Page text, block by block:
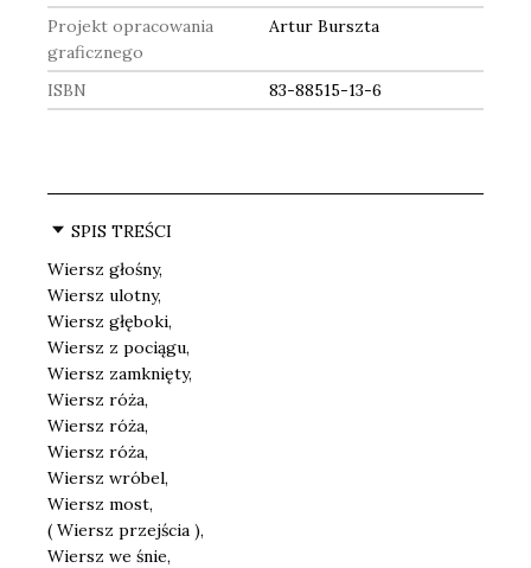
Projekt opracowania
graficznego
Artur Burszta
ISBN 83-88515-13-6
SPIS TREŚCI
Wiersz głośny,
Wiersz ulotny,
Wiersz głęboki,
Wiersz z pociągu,
Wiersz zamknięty,
Wiersz róża,
Wiersz róża,
Wiersz róża,
Wiersz wróbel,
Wiersz most,
( Wiersz przejścia ),
Wiersz we śnie,